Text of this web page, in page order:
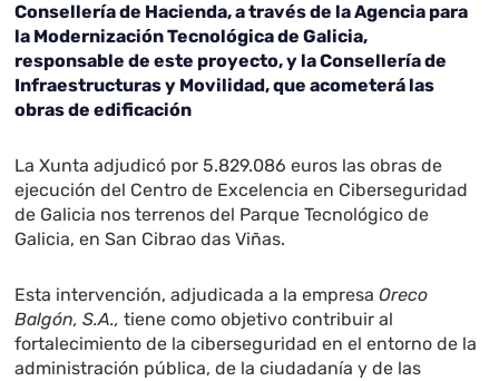
Consellería de Hacienda, a través de la Agencia para
la Modernización Tecnológica de Galicia,
responsable de este proyecto, y la Consellería de
Infraestructuras y Movilidad, que acometerá las
obras de edificación
La Xunta adjudicó por 5.829.086 euros las obras de
ejecución del Centro de Excelencia en Ciberseguridad
de Galicia nos terrenos del Parque Tecnológico de
Galicia, en San Cibrao das Viñas.
Esta intervención, adjudicada a la empresaOreco
Balgón, S.A., tiene como objetivo contribuir al
fortalecimiento de la ciberseguridad en el entorno de la
administración pública, de la ciudadanía y de las